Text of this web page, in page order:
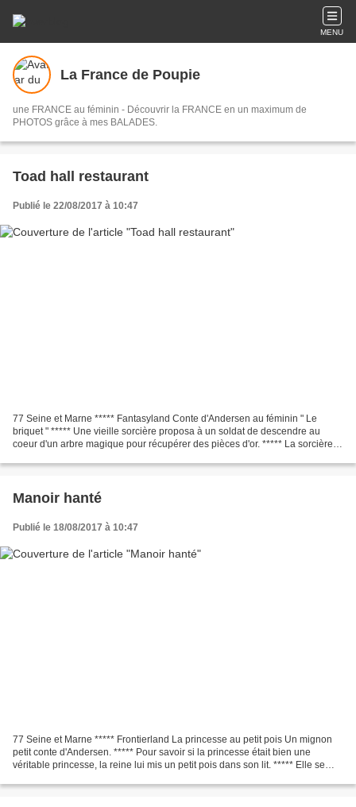
MENU
La France de Poupie
une FRANCE au féminin - Découvrir la FRANCE en un maximum de
PHOTOS grâce à mes BALADES.
Toad hall restaurant
Publié le 22/08/2017 à 10:47
77 Seine et Marne ***** Fantasyland Conte d'Andersen au féminin " Le
briquet " ***** Une vieille sorcière proposa à un soldat de descendre au
coeur d'un arbre magique pour récupérer des pièces d'or. ***** La sorcière
Manoir hanté
Publié le 18/08/2017 à 10:47
77 Seine et Marne ***** Frontierland La princesse au petit pois Un mignon
petit conte d'Andersen. ***** Pour savoir si la princesse était bien une
véritable princesse, la reine lui mis un petit pois dans son lit. ***** Elle se